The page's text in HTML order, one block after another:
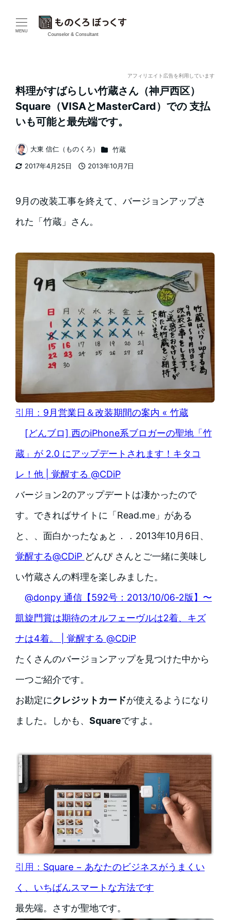
MENU
Counselor & Consultant
アフィリエイト広告を利用しています
料理がすばらしい竹蔵さん（神戸西区）
Square（VISAとMasterCard）での 支払
いも可能と最先端です。
2017年4月25日
2013年10月7日
著
者
大東 信仁（ものくろ） カテゴリー
竹蔵
9月の改装工事を終えて、バージョンアップさ
れた「竹蔵」さん。
引用： 9月営業日＆改装期間の案内 « 竹蔵
[どんブロ] 西のiPhone系ブロガーの聖地「竹
蔵」が 2.0 にアップデートされます！キタコ
レ！他 | 覚醒する @CDiP
バージョン2のアップデートは凄かったので
す。できればサイトに「Read.me」がある
と、、面白かったなぁと．． 2013年10月6日、
覚醒する@CDiP どんぴ さんとご一緒に美味し
い竹蔵さんの料理を楽しみました。
@donpy 通信【592号：2013/10/06-2版】〜
凱旋門賞は期待のオルフェーヴルは2着、キズ
ナは4着。 | 覚醒する @CDiP
たくさんのバージョンアップを見つけた中から
一つご紹介です。
お勘定にクレジットカードが使えるようになり
ました。しかも、 Squareですよ。
引用： Square − あなたのビジネスがうまくい
く、いちばんスマートな方法です
最先端。さすが聖地です。